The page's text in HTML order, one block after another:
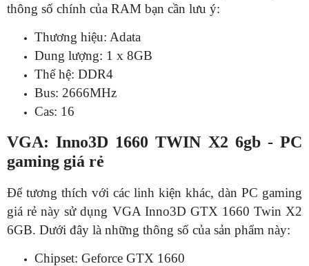
thông số chính của RAM bạn cần lưu ý:
Thương hiệu: Adata
Dung lượng: 1 x 8GB
Thế hệ: DDR4
Bus: 2666MHz
Cas: 16
VGA: Inno3D 1660 TWIN X2 6gb - PC
gaming giá rẻ
Để tương thích với các linh kiện khác, dàn PC gaming
giá rẻ này sử dụng VGA Inno3D GTX 1660 Twin X2
6GB. Dưới đây là những thông số của sản phẩm này:
Chipset: Geforce GTX 1660